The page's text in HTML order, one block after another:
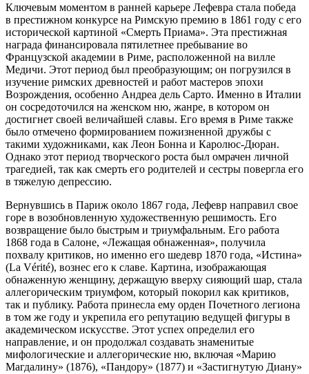
Ключевым моментом в ранней карьере Лефевра стала победа
в престижном конкурсе на Римскую премию в 1861 году с его
исторической картиной «Смерть Приама». Эта престижная
награда финансировала пятилетнее пребывание во
Французской академии в Риме, расположенной на вилле
Медичи. Этот период был преобразующим; он погрузился в
изучение римских древностей и работ мастеров эпохи
Возрождения, особенно Андреа дель Сарто. Именно в Италии
он сосредоточился на женском ню, жанре, в котором он
достигнет своей величайшей славы. Его время в Риме также
было отмечено формированием пожизненной дружбы с
такими художниками, как Леон Бонна и Каролюс-Дюран.
Однако этот период творческого роста был омрачен личной
трагедией, так как смерть его родителей и сестры повергла его
в тяжелую депрессию.
Вернувшись в Париж около 1867 года, Лефевр направил свое
горе в возобновленную художественную решимость. Его
возвращение было быстрым и триумфальным. Его работа
1868 года в Салоне, «Лежащая обнаженная», получила
похвалу критиков, но именно его шедевр 1870 года, «Истина»
(La Vérité), вознес его к славе. Картина, изображающая
обнаженную женщину, держащую вверху сияющий шар, стала
аллегорическим триумфом, который покорил как критиков,
так и публику. Работа принесла ему орден Почетного легиона
в том же году и укрепила его репутацию ведущей фигуры в
академическом искусстве. Этот успех определил его
направление, и он продолжал создавать знаменитые
мифологические и аллегорические ню, включая «Марию
Магдалину» (1876), «Пандору» (1877) и «Застигнутую Диану»